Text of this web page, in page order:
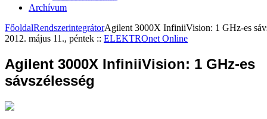
Archívum
FőoldalRendszerintegrátorAgilent 3000X InfiniiVision: 1 GHz-es
2012. május 11., péntek :: ELEKTROnet Online
Agilent 3000X InfiniiVision: 1 GHz-es
sávszélesség